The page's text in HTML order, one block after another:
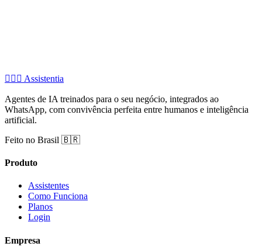
🧚🏻‍♂️ Assistentia
Agentes de IA treinados para o seu negócio, integrados ao
WhatsApp, com convivência perfeita entre humanos e inteligência
artificial.
Feito no Brasil 🇧🇷
Produto
Assistentes
Como Funciona
Planos
Login
Empresa